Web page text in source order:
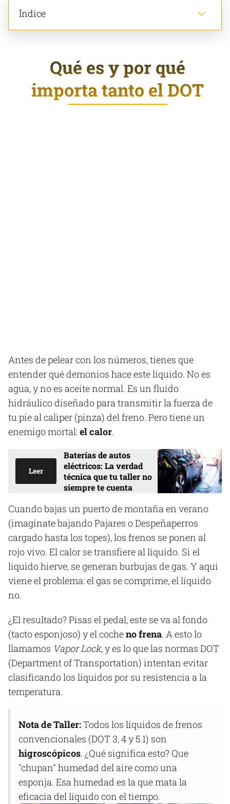
Índice
Qué es y por qué
importa tanto el DOT
Antes de pelear con los números, tienes que
entender qué demonios hace este líquido. No es
agua, y no es aceite normal. Es un fluido
hidráulico diseñado para transmitir la fuerza de
tu pie al caliper (pinza) del freno. Pero tiene un
enemigo mortal:el calor.
Leer
Baterías de autos
eléctricos: La verdad
técnica que tu taller no
siempre te cuenta
Cuando bajas un puerto de montaña en verano
(imagínate bajando Pajares o Despeñaperros
cargado hasta los topes), los frenos se ponen al
rojo vivo. El calor se transfiere al líquido. Si el
líquido hierve, se generan burbujas de gas. Y aquí
viene el problema: el gas se comprime, el líquido
no.
¿El resultado? Pisas el pedal, este se va al fondo
(tacto esponjoso) y el cocheno frena. A esto lo
llamamos Vapor Lock, y es lo que las normas DOT
(Department of Transportation) intentan evitar
clasificando los líquidos por su resistencia a la
temperatura.
Nota de Taller:Todos los líquidos de frenos
convencionales (DOT 3, 4 y 5.1) son
higroscópicos. ¿Qué significa esto? Que
"chupan" humedad del aire como una
esponja. Esa humedad es la que mata la
eficacia del líquido con el tiempo.